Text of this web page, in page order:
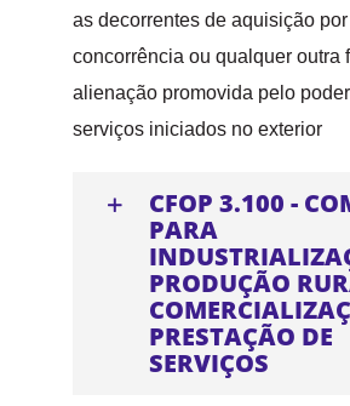
as decorrentes de aquisição
concorrência ou qualquer outra
alienação promovida pelo
serviços iniciados no exterior
CFOP 3.100 -
PARA
PRODUÇÃO
PRESTAÇÃO DE
SERVIÇOS